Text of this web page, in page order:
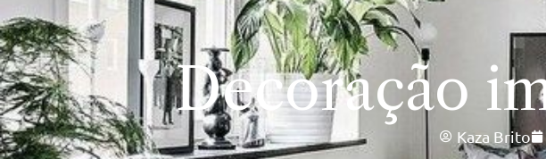
Decoração
Kaza Brito